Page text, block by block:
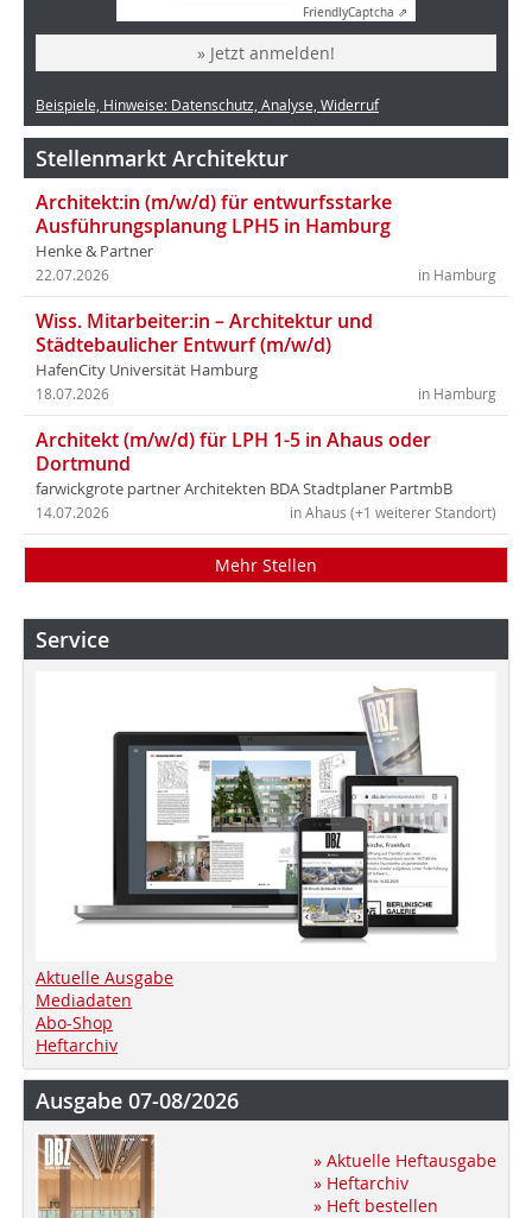
FriendlyCaptcha ⇗
» Jetzt anmelden!
Beispiele, Hinweise: Datenschutz, Analyse, Widerruf
Stellenmarkt Architektur
Architekt:in (m/w/d) für entwurfsstarke
Ausführungsplanung LPH5 in Hamburg
Henke & Partner
in Hamburg
22.07.2026
Wiss. Mitarbeiter:in – Architektur und
Städtebaulicher Entwurf (m/w/d)
HafenCity Universität Hamburg
in Hamburg
18.07.2026
Architekt (m/w/d) für LPH 1-5 in Ahaus oder
Dortmund
farwickgrote partner Architekten BDA Stadtplaner PartmbB
in Ahaus (+1 weiterer Standort)
14.07.2026
Mehr Stellen
Service
Aktuelle Ausgabe
Mediadaten
Abo-Shop
Heftarchiv
Ausgabe 07-08/2026
» Aktuelle Heftausgabe
» Heftarchiv
» Heft bestellen